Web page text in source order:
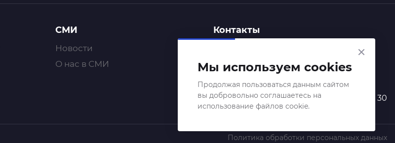
СМИ
Новости
О нас в СМИ
Контакты
г.Великий Новгород, ул.Зелинского, 30
Политика обработки персональных данных
Мы используем cookies
Продолжая пользоваться данным сайтом
вы добровольно соглашаетесь на
использование файлов cookie.